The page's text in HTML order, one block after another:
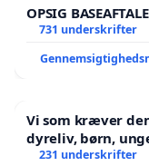
OPSIG
731 underskrifter
Vi som kræver
dyreliv, børn,
Der er
231 underskrifter